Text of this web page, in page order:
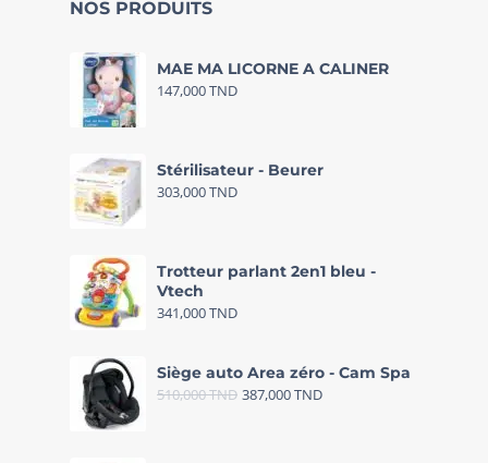
NOS PRODUITS
MAE MA LICORNE A CALINER
147,000TND
Stérilisateur - Beurer
303,000TND
Trotteur parlant 2en1 bleu -
Vtech
341,000TND
Siège auto Area zéro - Cam Spa
510,000TND 387,000TND